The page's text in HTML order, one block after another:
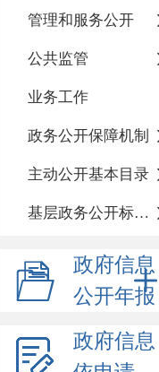
管理和服务公开
公共监管
业务工作
政务公开保障机制
主动公开基本目录
基层政务公开标准化目录
政府信息
公开年报
政府信息